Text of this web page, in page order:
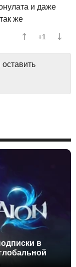
и даже
же
+1
в